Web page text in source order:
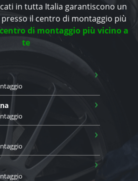
in tutta Italia garantiscono un
il centro di montaggio più
di montaggio più vicino a
te
›
›
›
›